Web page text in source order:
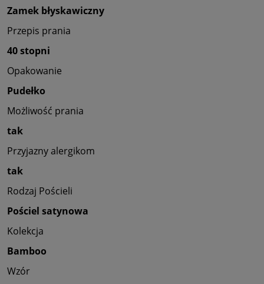
Zamek błyskawiczny
Przepis prania
40 stopni
Opakowanie
Pudełko
Możliwość prania
tak
Przyjazny alergikom
tak
Rodzaj Pościeli
Pościel satynowa
Kolekcja
Bamboo
Wzór